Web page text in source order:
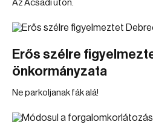
Az Acsádi úton.
Erős szélre
önkormányzata
Ne parkoljanak fák alá!